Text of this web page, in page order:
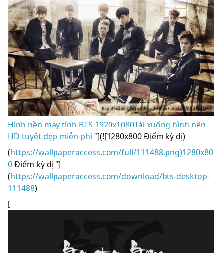
Hình nền máy tính BTS 1920x1080Tải xuống hình nền
HD tuyệt đẹp miễn phí “](![1280x800 Điểm kỳ dị)
(https://wallpaperaccess.com/full/111488.png)1280x80
0Điểm kỳ dị “]
(https://wallpaperaccess.com/download/bts-desktop-
111488)
[